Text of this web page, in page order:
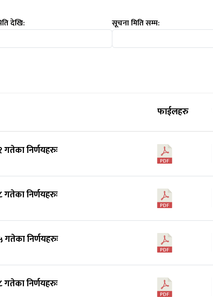
देखि: सूचना मिति सम्म:
फाईलहरु
गतेका निर्णयहरुः
गतेका निर्णयहरुः
गतेका निर्णयहरुः
गतेका निर्णयहरुः